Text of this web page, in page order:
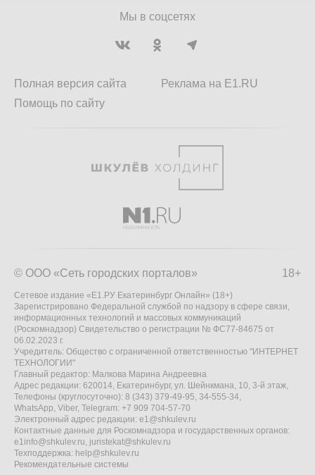
Мы в соцсетях
Полная версия сайта
Помощь по сайту
Реклама на E1.RU
18+
© ООО «Сеть городских порталов»
Сетевое издание «Е1.РУ Екатеринбург Онлайн» (18+)
Зарегистрировано Федеральной службой по надзору в сфере связи,
информационных технологий и массовых коммуникаций
(Роскомнадзор) Свидетельство о регистрации № ФС77-84675 от
06.02.2023 г.
Учредитель: Общество с ограниченной ответственностью "ИНТЕРНЕТ
ТЕХНОЛОГИИ"
Главный редактор: Малкова Марина Андреевна
Адрес редакции: 620014, Екатеринбург, ул. Шейнкмана, 10, 3-й этаж,
Телефоны (круглосуточно): 8 (343) 379-49-95, 34-555-34,
WhatsApp, Viber, Telegram: +7 909 704-57-70
Электронный адрес редакции: e1@shkulev.ru
Контактные данные для Роскомнадзора и государственных органов:
e1info@shkulev.ru, juristekat@shkulev.ru
Техподдержка: help@shkulev.ru
Рекомендательные системы